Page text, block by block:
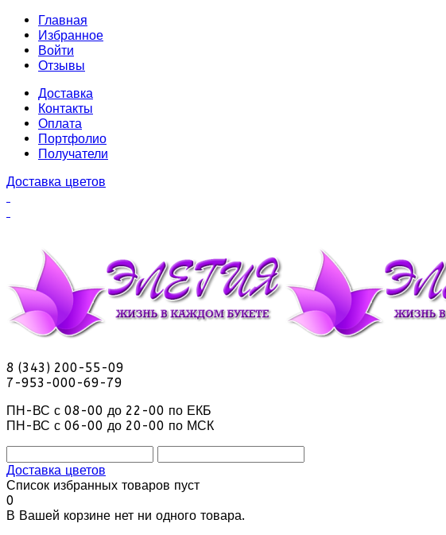
Главная
Избранное
Войти
Отзывы
Доставка
Контакты
Оплата
Портфолио
Получатели
Доставка цветов
8 (343) 200-55-09
7-953-000-69-79
ПН-ВС с 08-00 до 22-00 по ЕКБ
ПН-ВС с 06-00 до 20-00 по МСК
Доставка цветов
Список избранных товаров пуст
0
В Вашей корзине нет ни одного товара.